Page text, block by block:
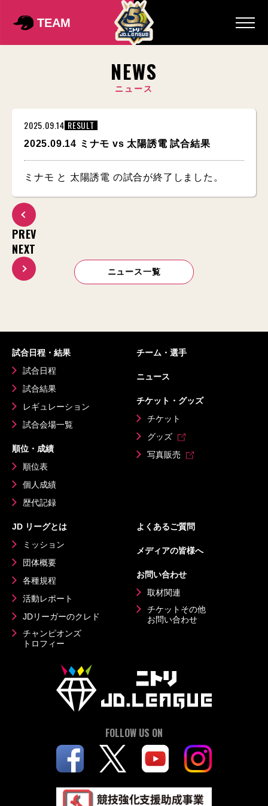
TEAM
NEWS
ニュース
2025.09.14 RESULT
2025.09.14 ミナモ vs 太陽誘電 試合結果
ミナモ と 太陽誘電 の試合が終了しました。
PREV
ニュース一覧
NEXT
試合日程・結果
試合日程
試合結果
レギュレーション
試合会場一覧
順位・成績
順位表
個人成績
歴代記録
チーム・選手
ニュース
チケット・グッズ
チケット
グッズ
写真販売
JD リーグとは
ミッション
団体概要
各種規程
活動レポート
JDリーガーのクレド
チャンピオンズ
トロフィー
よくあるご質問
メディアの皆様へ
お問い合わせ
取材関連
チケットその他
お問い合わせ
FOLLOW US ON